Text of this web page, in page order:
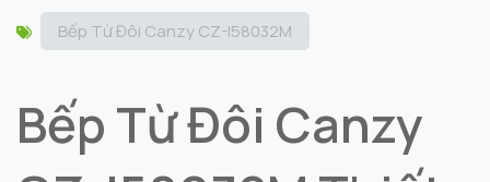
Bếp Từ Đôi Canzy CZ-I58032M
Bếp Từ Đôi Canzy